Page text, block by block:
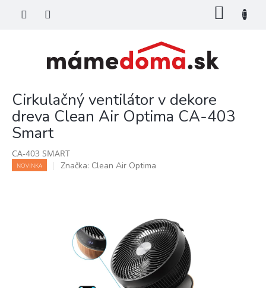
Cirkulačný ventilátor v dekore
dreva Clean Air Optima CA-403
Smart
CA-403 SMART
NOVINKA Značka: Clean Air Optima